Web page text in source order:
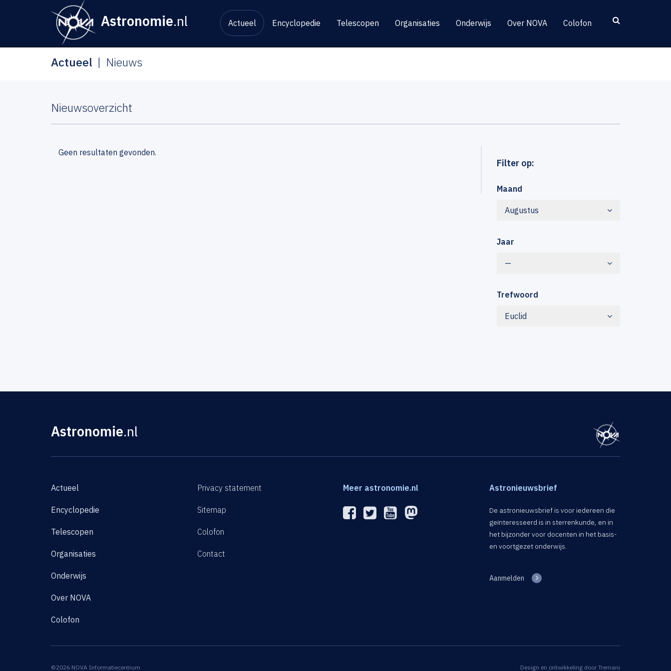
Astronomie.nl Actueel Encyclopedie Telescopen Organisaties Onderwijs Over NOVA Colofon
Actueel Nieuws
Nieuwsoverzicht
Filter op:
Maand
Augustus
Jaar
—
Trefwoord
Euclid
Geen resultaten gevonden.
Astronomie.nl
Actueel
Encyclopedie
Telescopen
Organisaties
Onderwijs
Over NOVA
Colofon
Privacy statement
Sitemap
Colofon
Contact
Meer astronomie.nl Astronieuwsbrief
De astronieuwsbrief is voor iedereen die
geïnteresseerd is in sterrenkunde, en in
het bijzonder voor docenten in het basis-
en voortgezet onderwijs.
Aanmelden
©2026 NOVA Informatiecentrum Design en ontwikkeling door Tremani